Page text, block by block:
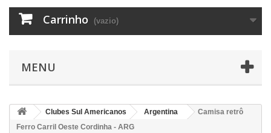
Carrinho (vazio)
MENU
Clubes Sul Americanos Argentina
Camisa retrô
Ferro Carril Oeste Cordinha - ARG